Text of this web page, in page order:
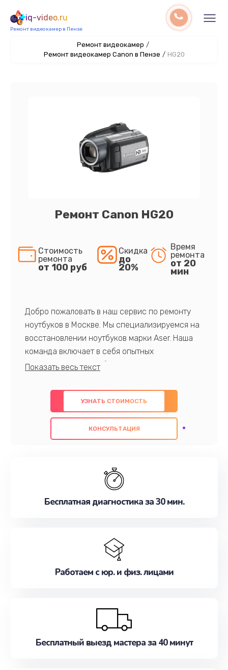
iq-video.ru
Ремонт видеокамер в Пензе
Ремонт видеокамер /
Ремонт видеокамер Canon в Пензе / HG20
Ремонт Canon HG20
Стоимость
ремонта
от 100 руб
Скидка
до
20%
Время
ремонта
от 20
мин
Добро пожаловать в наш сервис по ремонту
ноутбуков в Москве. Мы специализируемся на
восстановлении ноутбуков марки Aser. Наша
команда включает в себя опытных
профессионалов с обширными знаниями и
предлагаем быстрый и качественный ремонт с
использованием оригинальных компонентов, а
также гарантируем качество всех
проведенных работ. Наша цель - предоставить
наилучшим образом. Не медлите записаться на
УЗНАТЬ СТОИМОСТЬ
КОНСУЛЬТАЦИЯ
Бесплатная диагностика за 30 мин.
Работаем с юр. и физ. лицами
Бесплатный выезд мастера за 40 минут